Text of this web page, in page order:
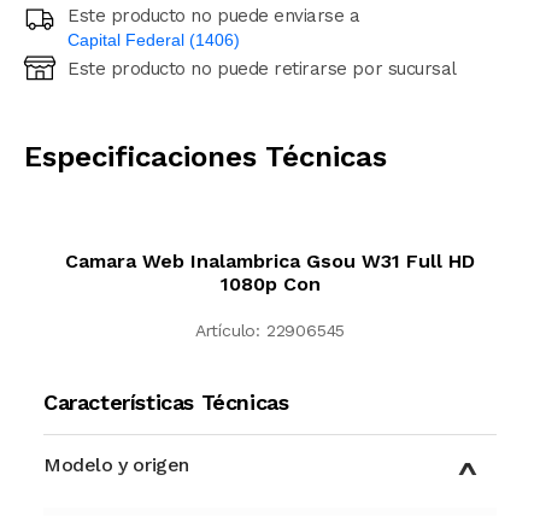
Este producto no puede enviarse a
Capital Federal (1406)
Ingresá código postal (sólo números)
Este producto no puede retirarse por sucursal
Especificaciones Técnicas
Camara Web Inalambrica Gsou W31 Full HD
1080p Con
Artículo: 22906545
Características Técnicas
Modelo y origen